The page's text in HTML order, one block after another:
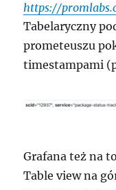
https://
Tabelaryczny
prometeuszu
timestampami
Grafana też na
Table view na